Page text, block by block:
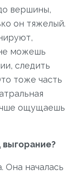
вершины,
он тяжелый.
можешь
следить
тоже часть
ощущаешь
выгорание?
Она началась